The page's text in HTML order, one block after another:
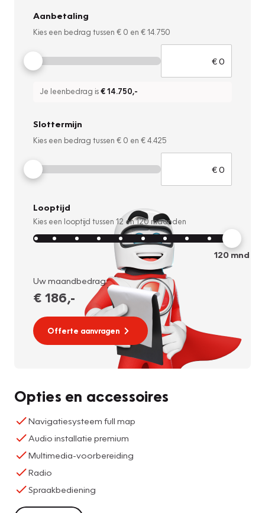
Aanbetaling
Kies een bedrag tussen € 0 en € 14.750
Je leenbedrag is€ 14.750,-
Slottermijn
Kies een bedrag tussen € 0 en € 4.425
Looptijd
Kies een looptijd tussen 12 en120 maanden
120mnd
Uw maandbedrag:
€ 186,-
Offerte aanvragen
Opties en accessoires
Navigatiesysteem full map
Audio installatie premium
Multimedia-voorbereiding
Radio
Spraakbediening